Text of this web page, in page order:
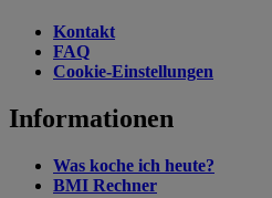
Kontakt
FAQ
Cookie-Einstellungen
Informationen
Was koche ich heute?
BMI Rechner